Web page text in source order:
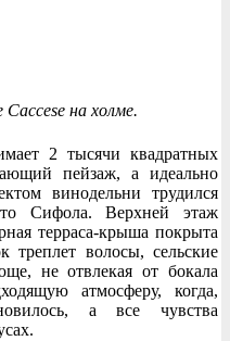
Caccese на холме.
2 тысячи квадратных
пейзаж, а идеально
винодельни трудился
Сифола. Верхней этаж
терраса-крыша покрыта
треплет волосы, сельские
не отвлекая от бокала
атмосферу, когда,
а все чувства